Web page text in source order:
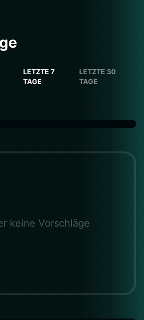
LETZTE 7
TAGE
LETZTE 30
TAGE
keine Vorschläge